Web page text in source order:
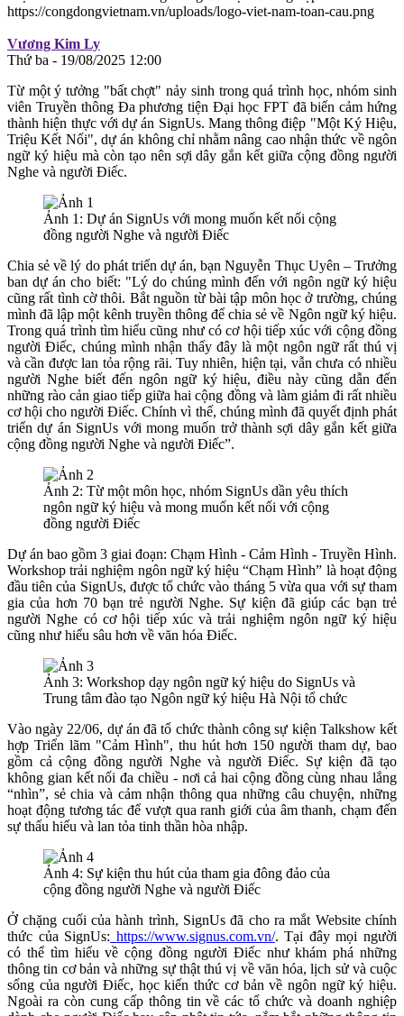
https://congdongvietnam.vn/uploads/logo-viet-nam-toan-cau.png
Vương Kim Ly
Thứ ba - 19/08/2025 12:00
Từ một ý tưởng "bất chợt" nảy sinh trong quá trình học, nhóm sinh
viên Truyền thông Đa phương tiện Đại học FPT đã biến cảm hứng
thành hiện thực với dự án SignUs. Mang thông điệp "Một Ký Hiệu,
Triệu Kết Nối", dự án không chỉ nhằm nâng cao nhận thức về ngôn
ngữ ký hiệu mà còn tạo nên sợi dây gắn kết giữa cộng đồng người
Nghe và người Điếc.
Ảnh 1: Dự án SignUs với mong muốn kết nối cộng
đồng người Nghe và người Điếc
Chia sẻ về lý do phát triển dự án, bạn Nguyễn Thục Uyên – Trưởng
ban dự án cho biết: "Lý do chúng mình đến với ngôn ngữ ký hiệu
cũng rất tình cờ thôi. Bắt nguồn từ bài tập môn học ở trường, chúng
mình đã lập một kênh truyền thông để chia sẻ về Ngôn ngữ ký hiệu.
Trong quá trình tìm hiểu cũng như có cơ hội tiếp xúc với cộng đồng
người Điếc, chúng mình nhận thấy đây là một ngôn ngữ rất thú vị
và cần được lan tỏa rộng rãi. Tuy nhiên, hiện tại, vẫn chưa có nhiều
người Nghe biết đến ngôn ngữ ký hiệu, điều này cũng dẫn đến
những rào cản giao tiếp giữa hai cộng đồng và làm giảm đi rất nhiều
cơ hội cho người Điếc. Chính vì thế, chúng mình đã quyết định phát
triển dự án SignUs với mong muốn trở thành sợi dây gắn kết giữa
cộng đồng người Nghe và người Điếc”.
Ảnh 2: Từ một môn học, nhóm SignUs dần yêu thích
ngôn ngữ ký hiệu và mong muốn kết nối với cộng
đồng người Điếc
Dự án bao gồm 3 giai đoạn: Chạm Hình - Cảm Hình - Truyền Hình.
Workshop trải nghiệm ngôn ngữ ký hiệu “Chạm Hình” là hoạt động
đầu tiên của SignUs, được tổ chức vào tháng 5 vừa qua với sự tham
gia của hơn 70 bạn trẻ người Nghe. Sự kiện đã giúp các bạn trẻ
người Nghe có cơ hội tiếp xúc và trải nghiệm ngôn ngữ ký hiệu
cũng như hiểu sâu hơn về văn hóa Điếc.
Ảnh 3: Workshop dạy ngôn ngữ ký hiệu do SignUs và
Trung tâm đào tạo Ngôn ngữ ký hiệu Hà Nội tổ chức
Vào ngày 22/06, dự án đã tổ chức thành công sự kiện Talkshow kết
hợp Triển lãm "Cảm Hình", thu hút hơn 150 người tham dự, bao
gồm cả cộng đồng người Nghe và người Điếc. Sự kiện đã tạo
không gian kết nối đa chiều - nơi cả hai cộng đồng cùng nhau lắng
“nhìn”, sẻ chia và cảm nhận thông qua những câu chuyện, những
hoạt động tương tác để vượt qua ranh giới của âm thanh, chạm đến
sự thấu hiểu và lan tỏa tinh thần hòa nhập.
Ảnh 4: Sự kiện thu hút của tham gia đông đảo của
cộng đồng người Nghe và người Điếc
Ở chặng cuối của hành trình, SignUs đã cho ra mắt Website chính
thức của SignUs: https://www.signus.com.vn/. Tại đây mọi người
có thể tìm hiểu về cộng đồng người Điếc như khám phá những
thông tin cơ bản và những sự thật thú vị về văn hóa, lịch sử và cuộc
sống của người Điếc, học kiến thức cơ bản về ngôn ngữ ký hiệu.
Ngoài ra còn cung cấp thông tin về các tổ chức và doanh nghiệp